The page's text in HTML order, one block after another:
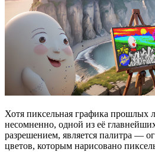
Хотя пиксельная графика прошлых
несомненно, одной из её
разрешением, является палитра —
цветов, которым нарисовано